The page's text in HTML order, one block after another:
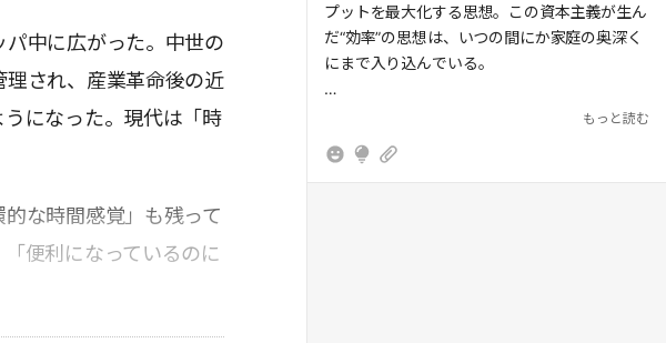
中に広がった。中世の
され、産業革命後の近
になった。現代は「時
な時間感覚」も残って
便利になっているのに
プットを最大化する思想。この資本主義が生ん
だ“効率”の思想は、いつの間にか家庭の奥深く
にまで入り込んでいる。
葬式のラインナップを選ぶときでさえ、子ども
うか」「タイパはどうか」と、“パフォーマン
もっと読む